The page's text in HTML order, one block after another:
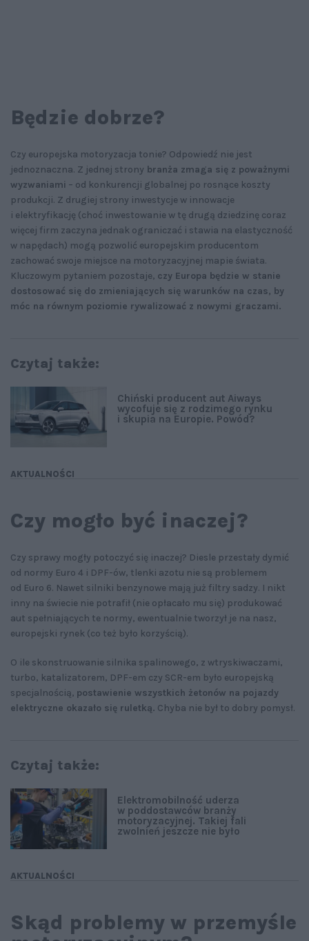
Będzie dobrze?
Czy europejska motoryzacja tonie? Odpowiedź nie jest
jednoznaczna. Z jednej strony branża zmaga się z poważnymi
wyzwaniami – od konkurencji globalnej po rosnące koszty
produkcji. Z drugiej strony inwestycje w innowacje
i elektryfikację (choć inwestowanie w tę drugą dziedzinę coraz
więcej firm zaczyna jednak ograniczać i stawia na elastyczność
w napędach) mogą pozwolić europejskim producentom
zachować swoje miejsce na motoryzacyjnej mapie świata.
Kluczowym pytaniem pozostaje, czy Europa będzie w stanie
dostosować się do zmieniających się warunków na czas, by
móc na równym poziomie rywalizować z nowymi graczami.
Czytaj także:
AKTUALNOŚCI
Chiński producent aut Aiways
wycofuje się z rodzimego rynku
i skupia na Europie. Powód?
Czy mogło być inaczej?
Czy sprawy mogły potoczyć się inaczej? Diesle przestały dymić
od normy Euro 4 i DPF-ów, tlenki azotu nie są problemem
od Euro 6. Nawet silniki benzynowe mają już filtry sadzy. I nikt
inny na świecie nie potrafił (nie opłacało mu się) produkować
aut spełniających te normy, ewentualnie tworzył je na nasz,
europejski rynek (co też było korzyścią).
O ile skonstruowanie silnika spalinowego, z wtryskiwaczami,
turbo, katalizatorem, DPF-em czy SCR-em było europejską
specjalnością, postawienie wszystkich żetonów na pojazdy
elektryczne okazało się ruletką. Chyba nie był to dobry pomysł.
Czytaj także:
AKTUALNOŚCI
Elektromobilność uderza
w poddostawców branży
motoryzacyjnej. Takiej fali
zwolnień jeszcze nie było
Skąd problemy w przemyśle